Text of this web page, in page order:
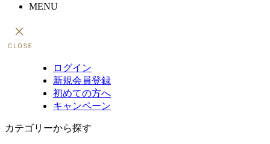
MENU
ログイン
新規会員登録
初めての方へ
キャンペーン
カテゴリーから探す